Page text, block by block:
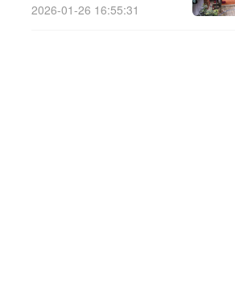
2026-01-26 16:55:31